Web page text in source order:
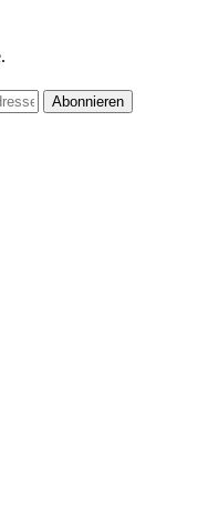
Abonnieren